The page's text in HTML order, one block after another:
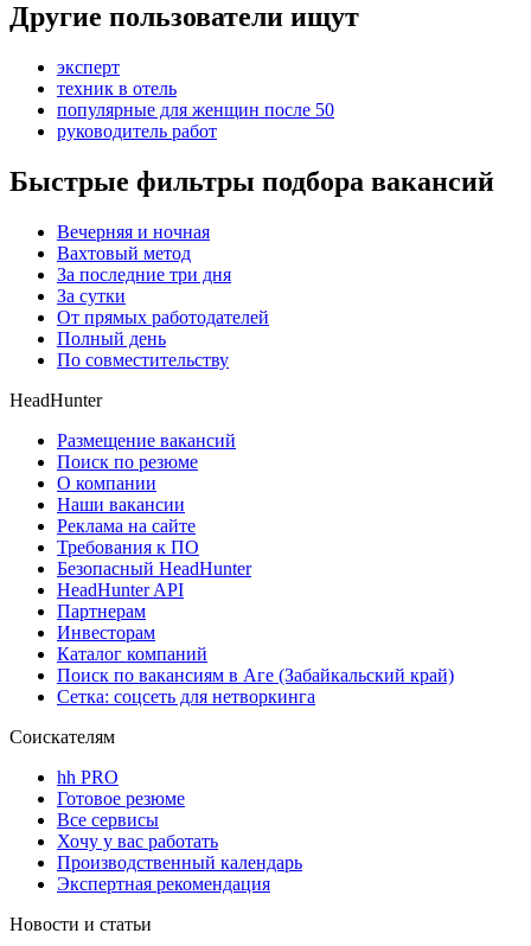
Другие пользователи ищут
эксперт
техник в отель
популярные для женщин после 50
руководитель работ
Быстрые фильтры подбора вакансий
Вечерняя и ночная
Вахтовый метод
За последние три дня
За сутки
От прямых работодателей
Полный день
По совместительству
HeadHunter
Размещение вакансий
Поиск по резюме
О компании
Наши вакансии
Реклама на сайте
Требования к ПО
Безопасный HeadHunter
HeadHunter API
Партнерам
Инвесторам
Каталог компаний
Поиск по вакансиям в Аге (Забайкальский край)
Сетка: соцсеть для нетворкинга
Соискателям
hh PRO
Готовое резюме
Все сервисы
Хочу у вас работать
Производственный календарь
Экспертная рекомендация
Новости и статьи